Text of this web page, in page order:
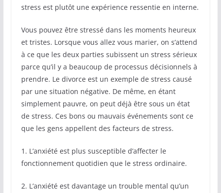
stress est plutôt une expérience ressentie en interne.
Vous pouvez être stressé dans les moments heureux
et tristes. Lorsque vous allez vous marier, on s’attend
à ce que les deux parties subissent un stress sérieux
parce qu’il y a beaucoup de processus décisionnels à
prendre. Le divorce est un exemple de stress causé
par une situation négative. De même, en étant
simplement pauvre, on peut déjà être sous un état
de stress. Ces bons ou mauvais événements sont ce
que les gens appellent des facteurs de stress.
1. L’anxiété est plus susceptible d’affecter le
fonctionnement quotidien que le stress ordinaire.
2. L’anxiété est davantage un trouble mental qu’un